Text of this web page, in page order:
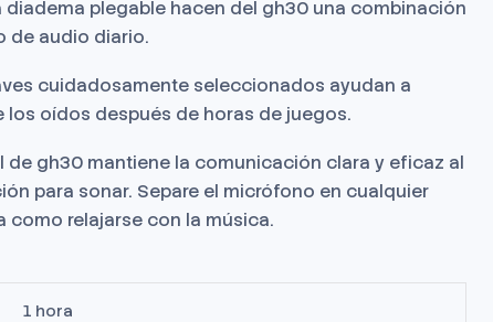
plegable hacen del gh30 una combinación
de audio diario.
cuidadosamente seleccionados ayudan a
oídos después de horas de juegos.
gh30 mantiene la comunicación clara y eficaz al
para sonar. Separe el micrófono en cualquier
relajarse con la música.
1 hora